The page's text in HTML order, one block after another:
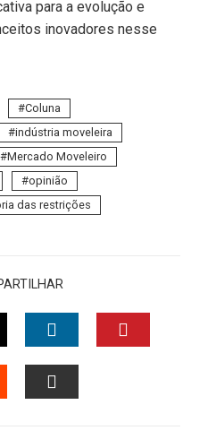
para a evolução e
inovadores nesse
Coluna
indústria moveleira
Mercado Moveleiro
opinião
das restrições
LINKEDIN